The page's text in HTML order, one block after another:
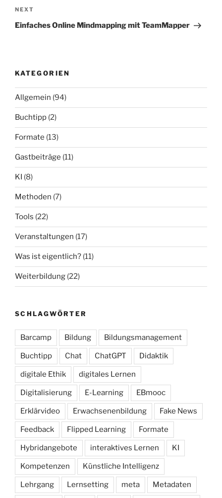
Next
Post
NEXT
Einfaches Online Mindmapping mit TeamMapper
KATEGORIEN
Allgemein (94)
Buchtipp (2)
Formate (13)
Gastbeiträge (11)
KI (8)
Methoden (7)
Tools (22)
Veranstaltungen (17)
Was ist eigentlich? (11)
Weiterbildung (22)
SCHLAGWÖRTER
Barcamp Bildung Bildungsmanagement
Buchtipp Chat ChatGPT Didaktik
digitale Ethik digitales Lernen
Digitalisierung E-Learning EBmooc
Erklärvideo Erwachsenenbildung Fake News
Feedback Flipped Learning Formate
Hybridangebote interaktives Lernen KI
Kompetenzen Künstliche Intelligenz
Lehrgang Lernsetting meta Metadaten